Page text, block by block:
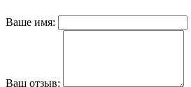
Ваше имя:
Ваш отзыв: